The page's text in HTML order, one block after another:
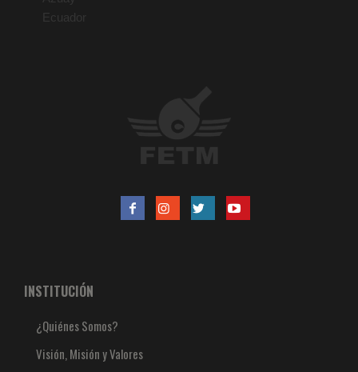
Ecuador
INSTITUCIÓN
¿Quiénes Somos?
Visión, Misión y Valores